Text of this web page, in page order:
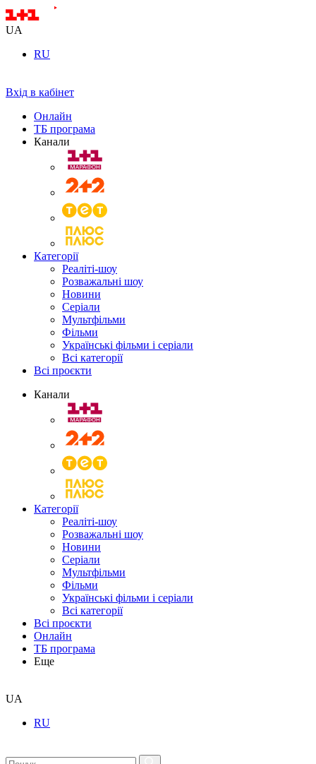
UA
RU
Вхід в кабінет
Онлайн
ТБ програма
Канали
Категорії
Реаліті-шоу
Розважальні шоу
Новини
Серіали
Мультфільми
Фільми
Українські фільми і серіали
Всі категорії
Всі проєкти
Канали
Категорії
Реаліті-шоу
Розважальні шоу
Новини
Серіали
Мультфільми
Фільми
Українські фільми і серіали
Всі категорії
Всі проєкти
Онлайн
ТБ програма
Еще
UA
RU